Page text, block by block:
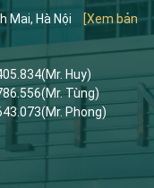
Mai, Hà Nội
[Xem bản
(Mr. Huy)
(Mr. Tùng)
(Mr. Phong)